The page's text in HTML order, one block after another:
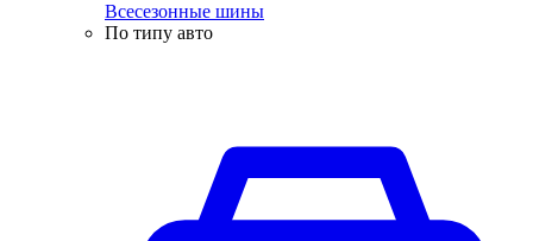
Всесезонные шины
По типу авто